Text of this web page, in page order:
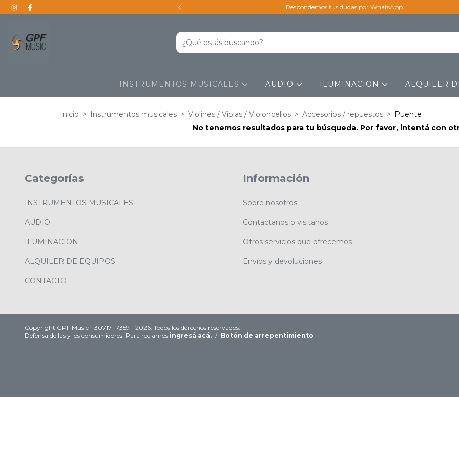
a todo el país Respondemos tus dudas por WhatsApp
INSTRUMENTOS MUSICALES AUDIO ILUMINACION ALQUILER
Inicio > Instrumentos musicales > Violines / Violas / Violoncellos > Accesorios / repuestos > Puente
No tenemos resultados para tu búsqueda. Por favor, intentá con
Categorías
INSTRUMENTOS MUSICALES
AUDIO
ILUMINACION
ALQUILER DE EQUIPOS
CONTACTO
Información
Sobre nosotros
Contactanos o visitanos
Otros servicios que ofrecemos
Envíos y devoluciones
Copyright GPF Music - 30717117359 - 2026. Todos los derechos reservados.
Defensa de las y los consumidores. Para reclamos ingresá acá. / Botón de arrepentimiento